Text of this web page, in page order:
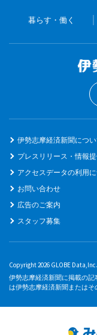
暮らす・働く
伊勢志摩経済新聞につ
プレスリリース・情報
アクセスデータの利用
お問い合わせ
広告のご案内
スタッフ募集
Copyright 2026 GLOBE
伊勢志摩経済新聞に掲載の
は伊勢志摩経済新聞またはそ